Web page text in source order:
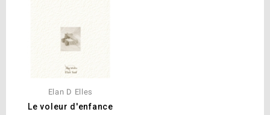
Elan D Elles
Le voleur d'enfance